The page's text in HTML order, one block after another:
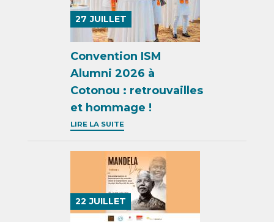
27 JUILLET
Convention ISM
Alumni 2026 à
Cotonou : retrouvailles
et hommage !
LIRE LA SUITE
22 JUILLET